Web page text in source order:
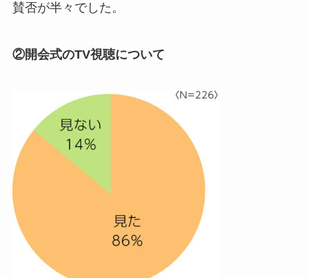
賛否が半々でした。
②開会式のTV視聴について